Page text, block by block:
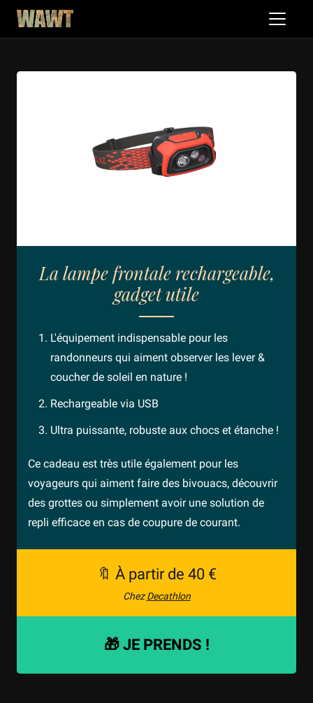
La lampe frontale rechargeable,
gadget utile
L'équipement indispensable pour les
randonneurs qui aiment observer les lever &
coucher de soleil en nature !
Rechargeable via USB
Ultra puissante, robuste aux chocs et étanche !
Ce cadeau est très utile également pour les
voyageurs qui aiment faire des bivouacs, découvrir
des grottes ou simplement avoir une solution de
repli efficace en cas de coupure de courant.
🔖 À partir de 40 €
ChezDecathlon
🎁 JE PRENDS !